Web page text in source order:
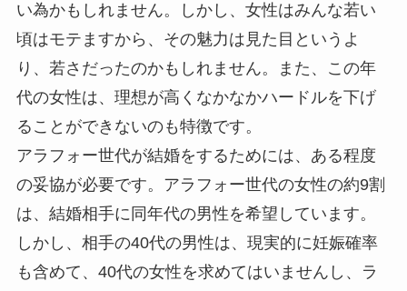
い為かもしれません。しかし、女性はみんな若い
頃はモテますから、その魅力は見た目というよ
り、若さだったのかもしれません。また、この年
代の女性は、理想が高くなかなかハードルを下げ
ることができないのも特徴です。
アラフォー世代が結婚をするためには、ある程度
の妥協が必要です。アラフォー世代の女性の約9割
は、結婚相手に同年代の男性を希望しています。
しかし、相手の40代の男性は、現実的に妊娠確率
も含めて、40代の女性を求めてはいませんし、ラ